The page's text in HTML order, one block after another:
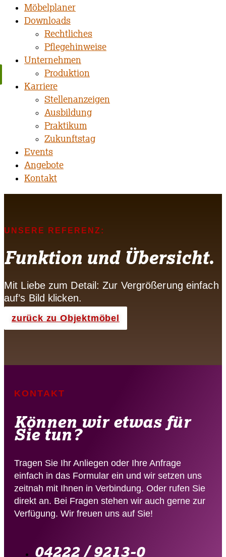
Möbelplaner
Downloads
Rechtliches
Pflegehinweise
Unternehmen
Produktion
Karriere
Stellenanzeigen
Ausbildung
Praktikum
Zukunftstag
Events
Angebote
Kontakt
UNSERE REFERENZ:
Funktion und Übersicht.
Mit Liebe zum Detail: Zur Vergrößerung einfach
auf’s Bild klicken.
zurück zu Objektmöbel
KONTAKT
Können wir etwas für
Sie tun?
Tragen Sie Ihr Anliegen oder Ihre Anfrage
einfach in das Formular ein und wir setzen uns
zeitnah mit Ihnen in Verbindung. Oder rufen Sie
direkt an. Bei Fragen stehen wir auch gerne zur
Verfügung. Wir freuen uns auf Sie!
04222 / 9213-0​